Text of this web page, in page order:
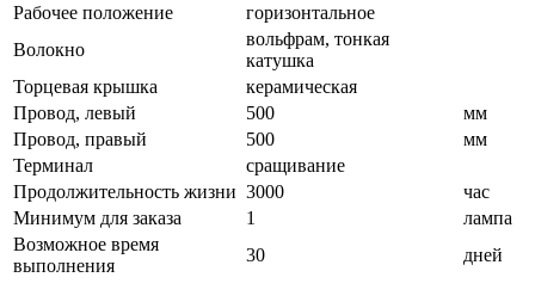
Рабочее положение
горизонтальное
Волокно
вольфрам, тонкая
катушка
Торцевая крышка
керамическая
Провод, левый
500
мм
Провод, правый
500
мм
Терминал
сращивание
Продолжительность жизни 3000
час
Минимум для заказа
1
лампа
Возможное время
выполнения
30 дней